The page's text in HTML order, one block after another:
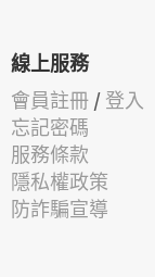
線上服務
會員註冊 / 登入
忘記密碼
服務條款
隱私權政策
防詐騙宣導